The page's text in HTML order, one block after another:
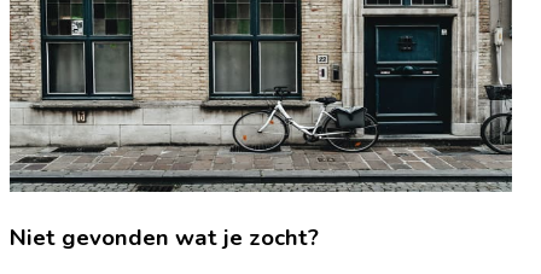
Niet gevonden wat je zocht?